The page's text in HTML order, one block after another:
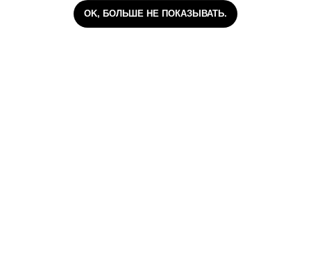
OK, БОЛЬШЕ НЕ ПОКАЗЫВАТЬ.